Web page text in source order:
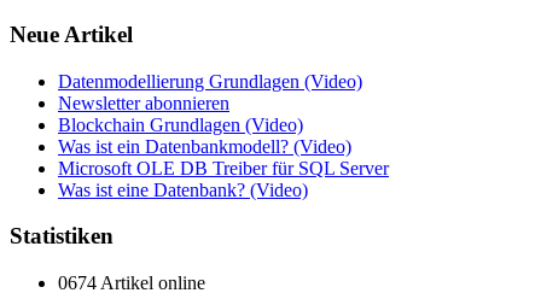
Neue Artikel
Datenmodellierung Grundlagen (Video)
Newsletter abonnieren
Blockchain Grundlagen (Video)
Was ist ein Datenbankmodell? (Video)
Microsoft OLE DB Treiber für SQL Server
Was ist eine Datenbank? (Video)
Statistiken
0674 Artikel online